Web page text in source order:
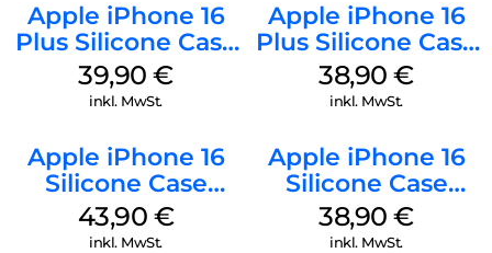
Apple iPhone 16
Plus Silicone Case
MagSafe Plum
39,90€
inkl. MwSt.
Apple iPhone 16
Plus Silicone Case
MagSafe Denim
38,90€
inkl. MwSt.
Apple iPhone 16
Silicone Case
MagSafe Plum
43,90 €
inkl. MwSt.
Apple iPhone 16
Silicone Case
MagSafe
Ultramarine
38,90€
inkl. MwSt.